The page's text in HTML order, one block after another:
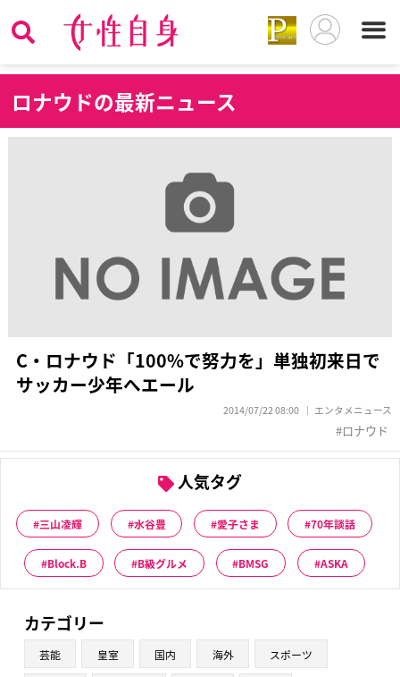
ロナウドの最新ニュース
C・ロナウド「100%で努力を」単独初来日で
サッカー少年へエール
2014/07/22 08:00 エンタメニュース
ロナウド
人気タグ
三山凌輝 水谷豊 愛子さま 70年談話
Block.B B級グルメ BMSG ASKA
カテゴリー
芸能 皇室 国内 海外 スポーツ